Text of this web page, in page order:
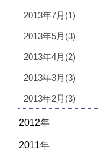
2013年7月(1)
2013年5月(3)
2013年4月(2)
2013年3月(3)
2013年2月(3)
2012年
2011年